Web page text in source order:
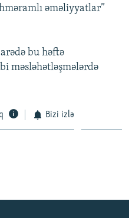
əməliyyatlar”
bu həftə
məsləhətləşmələrdə
Bizi izlə